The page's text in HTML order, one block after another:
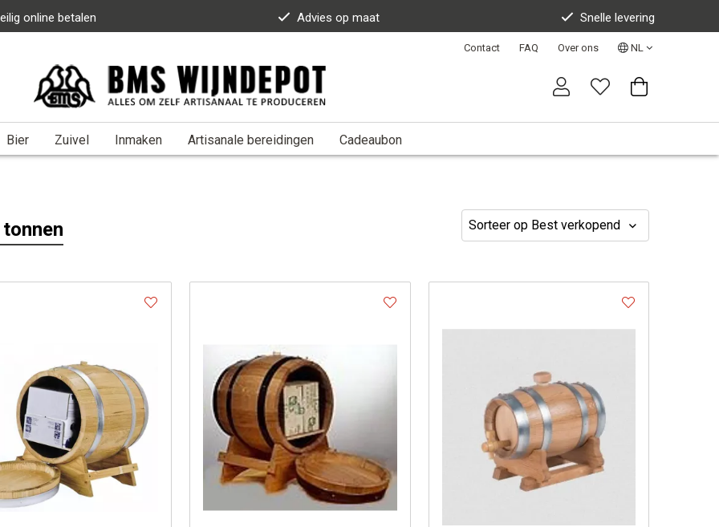
online betalen Advies op maat Snelle levering
Contact FAQ Over ons NL
Bier Zuivel Inmaken Artisanale bereidingen Cadeaubon